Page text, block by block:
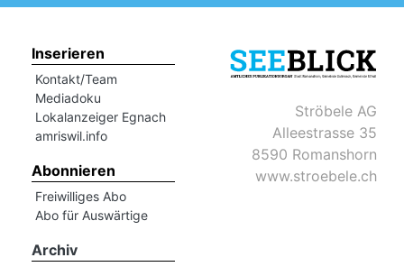
Inserieren
Kontakt/Team
Mediadoku
Lokalanzeiger Egnach
amriswil.info
Abonnieren
Freiwilliges Abo
Abo für Auswärtige
Archiv
Ströbele AG
Alleestrasse 35
8590 Romanshorn
www.stroebele.ch